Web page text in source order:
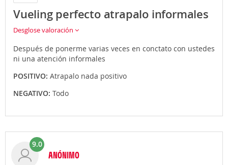
Vueling perfecto atrapalo informales
Desglose valoración
Después de ponerme varias veces en conctato con ustedes
ni una atención informales
POSITIVO: Atrapalo nada positivo
NEGATIVO: Todo
9.0
ANÓNIMO